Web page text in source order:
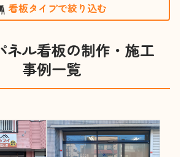
看板タイプで絞り込む
ネル看板の制作・施工
事例一覧